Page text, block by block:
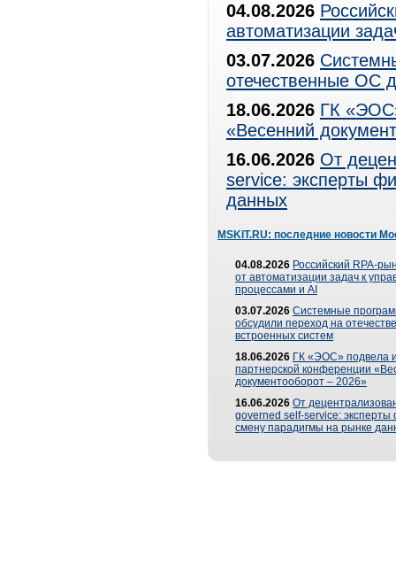
04.08.2026
автоматизации
03.07.2026
отечественные ОС
18.06.2026 ГК
«Весенний
16.06.2026 От
service: эксперты
данных
MSKIT.RU: последние новости
04.08.2026 Российский RPA-
от автоматизации задач к
процессами и AI
03.07.2026 Системные
обсудили переход на
встроенных систем
18.06.2026 ГК «ЭОС» подвела
партнерской конференции
документооборот – 2026»
16.06.2026 От
governed self-service: эксперты
смену парадигмы на рынке